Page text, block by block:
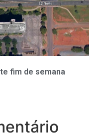
fim de semana